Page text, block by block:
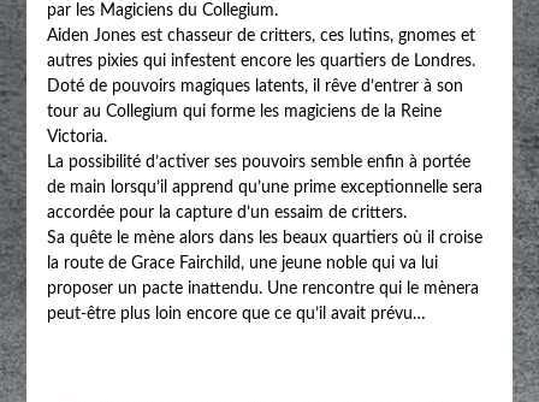
par les Magiciens du Collegium.
Aiden Jones est chasseur de critters, ces lutins, gnomes et
autres pixies qui infestent encore les quartiers de Londres.
Doté de pouvoirs magiques latents, il rêve d’entrer à son
tour au Collegium qui forme les magiciens de la Reine
Victoria.
La possibilité d’activer ses pouvoirs semble enfin à portée
de main lorsqu’il apprend qu’une prime exceptionnelle sera
accordée pour la capture d’un essaim de critters.
Sa quête le mène alors dans les beaux quartiers où il croise
la route de Grace Fairchild, une jeune noble qui va lui
proposer un pacte inattendu. Une rencontre qui le mènera
peut-être plus loin encore que ce qu’il avait prévu…